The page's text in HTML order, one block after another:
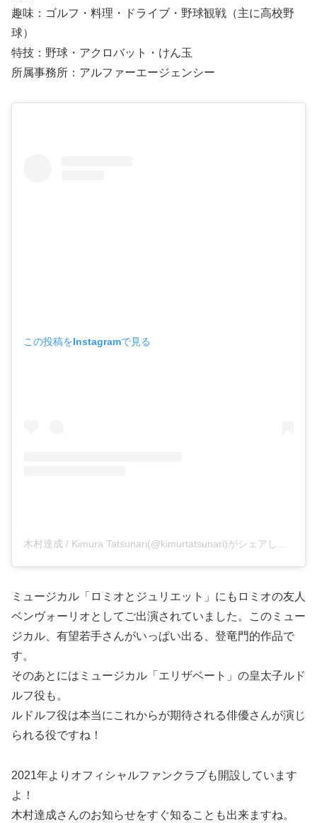
趣味：ゴルフ・料理・ドライブ・野球観戦（主に高校野
球）
特技：野球・アクロバット・けん玉
所属事務所：アルファーエージェンシー
この投稿をInstagramで見る
木村達成 / Kimura Tatsunari(@kimurtatsunari)がシェアした投稿
ミュージカル「ロミオとジュリエット」にもロミオの友人
ベンヴォーリオとしてご出演されていました。このミュー
ジカル、有望若手さんがいっぱい出る、登竜門的作品で
す。
そのあとにはミュージカル「エリザベート」の皇太子ルド
ルフ役も。
ルドルフ役は本当にこれからが期待される俳優さんが演じ
られる役ですね！
2021年よりオフィシャルファンクラブも開設しています
よ！
木村達成さんのお知らせをすぐ知ることも出来ますね。